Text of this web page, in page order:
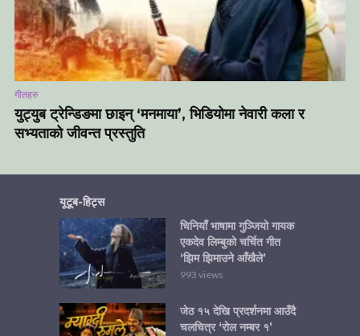
गीतहरु
युट्युब ट्रेन्डिङमा छाइन् ‘मनमाया’, भिडियोमा नेवारी कला र
सभ्यताको जीवन्त प्रस्तुति
यूटूब-हिट्स
चिनियाँ भाषामा गुञ्जियो गायक
एकदेव लिम्बुको चर्चित गीत
‘झिम झिमाउने आँखैले’
993 views
जेठ १५ देखि प्रदर्शनमा आउँदै
चलचित्र ‘रोल नम्बर १’